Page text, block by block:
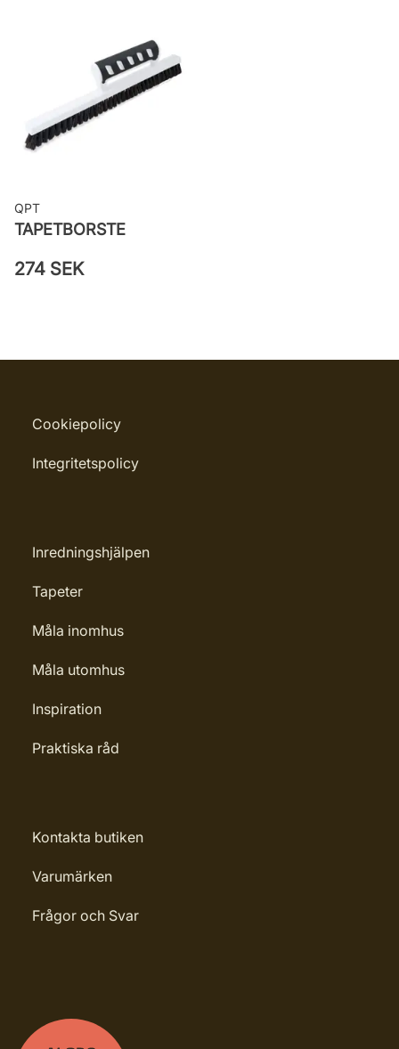
väggen
Leverantörens artikelnummer: 223-
04
QPT
TAPETBORSTE
274 SEK
Cookiepolicy
Integritetspolicy
Inredningshjälpen
Tapeter
Måla inomhus
Måla utomhus
Inspiration
Praktiska råd
Kontakta butiken
Varumärken
Frågor och Svar